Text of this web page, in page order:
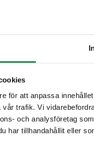
för att anpassa
trafik. Vi
och analysföretag
har tillhandahållit eller
asemaa kiertotaloutta
ja
-järjestelmien
keräys-,
ja